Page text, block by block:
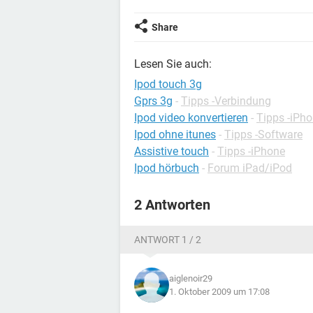
Share
Lesen Sie auch:
Ipod touch 3g
Gprs 3g - Tipps -Verbindung
Ipod video konvertieren - Tipps -
Ipod ohne itunes - Tipps -Software
Assistive touch - Tipps -iPhone
Ipod hörbuch - Forum iPad/iPod
2 Antworten
ANTWORT 1 / 2
aiglenoir29
1. Oktober 2009 um 17:08